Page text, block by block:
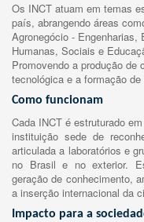
Os INCT atuam em temas
país, abrangendo áreas
Agronegócio - Engenharias,
Humanas, Sociais e
Promovendo a produção
tecnológica e a formação
Como funcionam
Cada INCT é estruturado
instituição sede de
articulada a laboratórios e
no Brasil e no exterior.
geração de conhecimento,
a inserção internacional da
Impacto para a